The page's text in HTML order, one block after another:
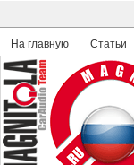
На главную Статьи